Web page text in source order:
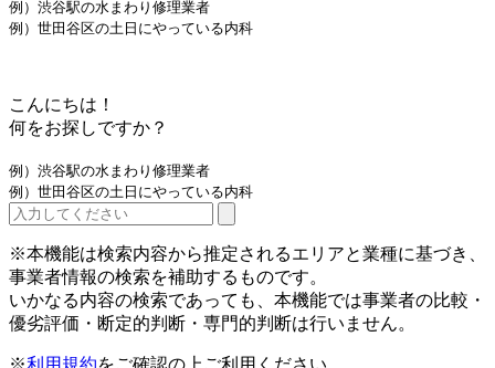
例）渋谷駅の水まわり修理業者
例）世田谷区の土日にやっている内科
こんにちは！
何をお探しですか？
例）渋谷駅の水まわり修理業者
例）世田谷区の土日にやっている内科
※本機能は検索内容から推定されるエリアと業種に基づき、
事業者情報の検索を補助するものです。
いかなる内容の検索であっても、本機能では事業者の比較・
優劣評価・断定的判断・専門的判断は行いません。
※利用規約をご確認の上ご利用ください